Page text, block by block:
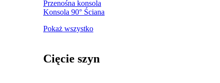
Przenośna konsola
Konsola 90° Ściana
Pokaż wszystko
Cięcie szyn